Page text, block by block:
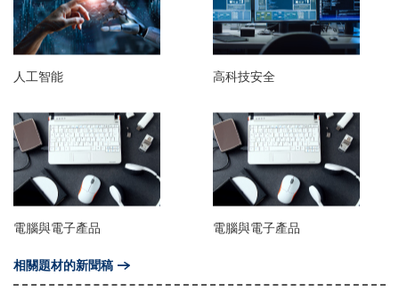
人工智能 高科技安全
電腦與電子產品 電腦與電子產品
相關題材的新聞稿